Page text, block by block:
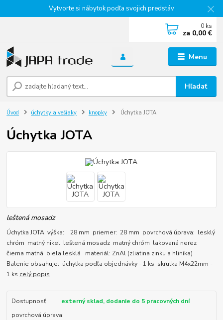
Vytvorte si nábytok podľa svojich predstáv
Menu
Hľadať
0 ks
za 0,00 €
Úvod úchytky a vešiaky knopky Úchytka JOTA
Úchytka JOTA
leštená mosadz
Úchytka JOTA výška: 28 mm priemer: 28 mm povrchová úprava: lesklý
chróm matný nikel leštená mosadz matný chróm lakovaná nerez
čierna matná biela lesklá materiál: ZnAl (zliatina zinku a hliníka)
Balenie obsahuje: úchytka podľa objednávky - 1 ks skrutka M4x22mm -
1 ks celý popis
Dostupnosť
externý sklad, dodanie do 5 pracovných dní
povrchová úprava: